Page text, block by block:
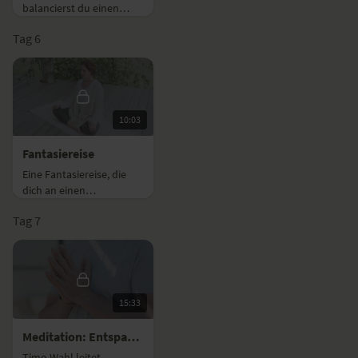
balancierst du einen
Scheitelpunkt. Das
fordert deine
dein Geist schnell zur ...
Tag 6
10:03
Fantasiereise
Eine Fantasiereise, die
dich an einen
führt. Nimm dir Zeit für
dich und träume.
Tag 7
15:33
Meditation: Entspannter Körper, ruhiger Geist